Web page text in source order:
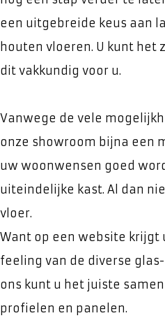
een uitgebreide keus aan
houten vloeren. U kunt het
dit vakkundig voor u.
Vanwege de vele
onze showroom bijna een
uw woonwensen goed
uiteindelijke kast. Al dan
vloer.
Want op een website krijgt
feeling van de diverse
ons kunt u het juiste
profielen en panelen.